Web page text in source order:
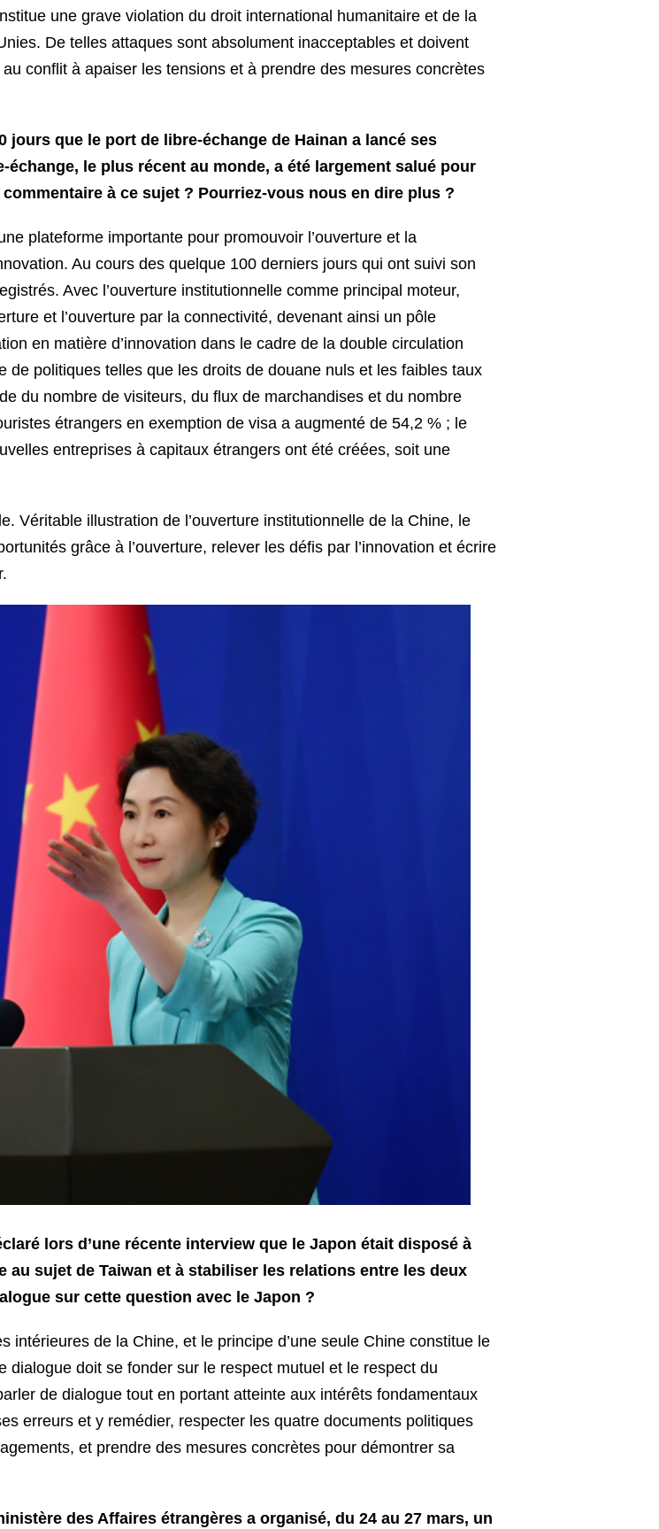
une grave violation du droit international humanitaire et de la
De telles attaques sont absolument inacceptables et doivent
conflit à apaiser les tensions et à prendre des mesures concrètes
jours que le port de libre-échange de Hainan a lancé ses
le plus récent au monde, a été largement salué pour
à ce sujet ? Pourriez-vous nous en dire plus ?
plateforme importante pour promouvoir l’ouverture et la
Au cours des quelque 100 derniers jours qui ont suivi son
Avec l’ouverture institutionnelle comme principal moteur,
et l’ouverture par la connectivité, devenant ainsi un pôle
en matière d’innovation dans le cadre de la double circulation
politiques telles que les droits de douane nuls et les faibles taux
du nombre de visiteurs, du flux de marchandises et du nombre
étrangers en exemption de visa a augmenté de 54,2 % ; le
entreprises à capitaux étrangers ont été créées, soit une
Véritable illustration de l’ouverture institutionnelle de la Chine, le
grâce à l’ouverture, relever les défis par l’innovation et écrire
lors d’une récente interview que le Japon était disposé à
sujet de Taiwan et à stabiliser les relations entre les deux
sur cette question avec le Japon ?
intérieures de la Chine, et le principe d’une seule Chine constitue le
doit se fonder sur le respect mutuel et le respect du
de dialogue tout en portant atteinte aux intérêts fondamentaux
erreurs et y remédier, respecter les quatre documents politiques
et prendre des mesures concrètes pour démontrer sa
des Affaires étrangères a organisé, du 24 au 27 mars, un